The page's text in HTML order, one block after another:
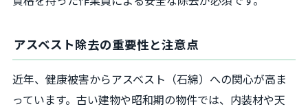
アスベスト除去の重要性と注意点
近年、健康被害からアスベスト（石綿）への関心が高ま
っています。古い建物や昭和期の物件では、内装材や天